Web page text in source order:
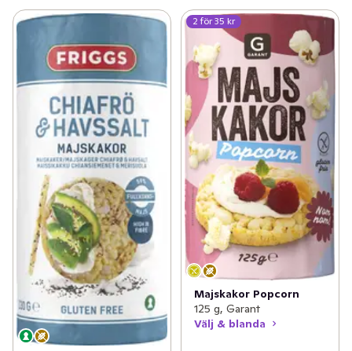
2 för 35 kr
Majskakor Popcorn
125 g, Garant
Välj & blanda